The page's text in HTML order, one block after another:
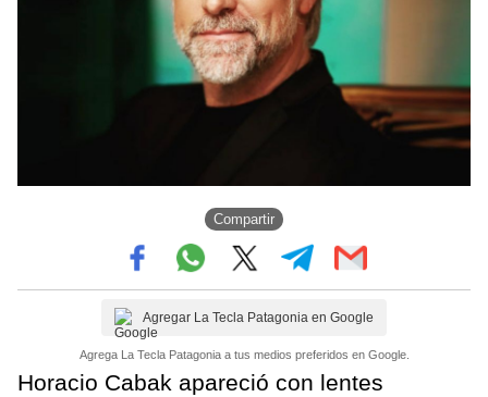
Compartir
Agregar La Tecla Patagonia en Google
Agrega La Tecla Patagonia a tus medios preferidos en Google.
Horacio Cabak apareció con lentes